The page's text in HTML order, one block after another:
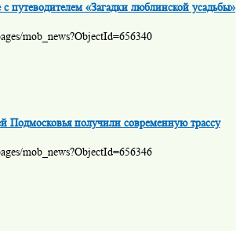
путеводителем «Загадки люблинской усадьбы»
mob_news?ObjectId=656340
получили современную трассу
mob_news?ObjectId=656346